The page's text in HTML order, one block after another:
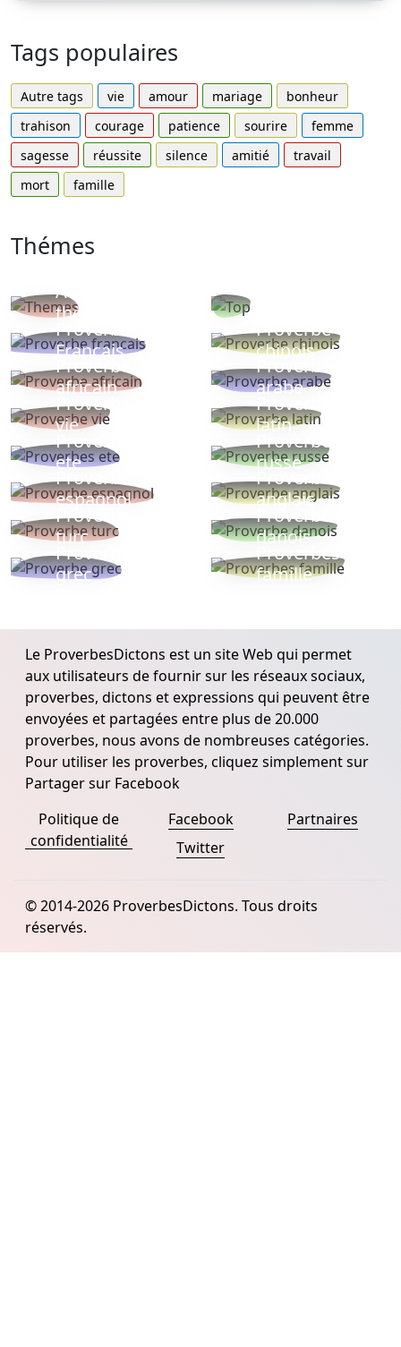
Tags populaires
Autre tags vie amour mariage
bonheur
trahison
courage patience sourire
femme
sagesse
réussite silence amitié
travail
mort
famille
Thémes
Autres
thèmes
Proverbe
Français
Proverbe
chinois
Proverbe
africain
Proverbe
arabe
Proverbe
vie
Proverbe
latin
Proverbes
ete
Proverbe
russe
Proverbe
espagnol
Proverbe
anglais
Proverbe
turc
Proverbe
danois
Proverbe
grec
Proverbes
famille
Le ProverbesDictons est un site Web qui permet
aux utilisateurs de fournir sur les réseaux sociaux,
proverbes, dictons et expressions qui peuvent être
envoyées et partagées entre plus de 20.000
proverbes, nous avons de nombreuses catégories.
Pour utiliser les proverbes, cliquez simplement sur
Partager sur Facebook
Politique de
confidentialité
Facebook
Twitter
Partnaires
© 2014-2026 ProverbesDictons. Tous droits
réservés.